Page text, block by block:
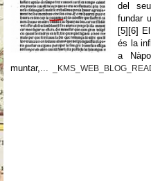
del
fundar
[5][6]
és la
a
muntar,...